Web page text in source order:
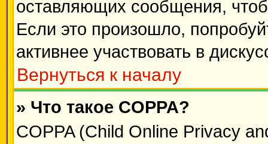
оставляющих сообщения,
Если это произошло,
активнее участвовать в
Вернуться к началу
» Что такое COPPA?
COPPA (Child Online Privacy